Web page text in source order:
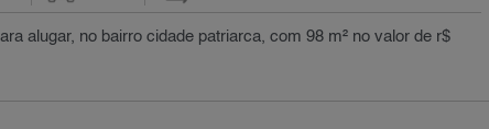
alugar, no bairro cidade patriarca, com 98 m² no valor de r$